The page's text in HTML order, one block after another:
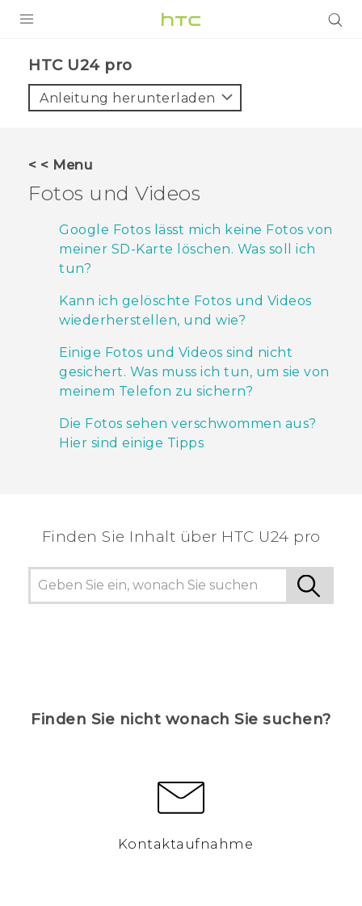
VIVE
UNTERSTÜTZUNG
HTC U24 pro‎
Anleitung herunterladen
< < Menu
Fotos und Videos
Google Fotos lässt mich keine Fotos von
meiner SD-Karte löschen. Was soll ich
tun?
Kann ich gelöschte Fotos und Videos
wiederherstellen, und wie?
Einige Fotos und Videos sind nicht
gesichert. Was muss ich tun, um sie von
meinem Telefon zu sichern?
Die Fotos sehen verschwommen aus?
Hier sind einige Tipps
Finden Sie Inhalt über‎ HTC U24 pro
Finden Sie nicht wonach Sie suchen?
Kontaktaufnahme